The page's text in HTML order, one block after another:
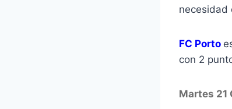
necesidad
FC Porto
con 2
Martes 21